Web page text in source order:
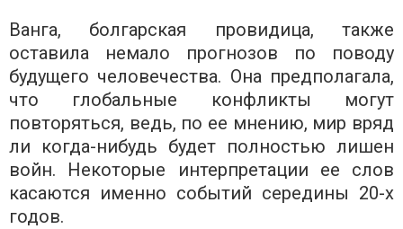
Ванга, болгарская провидица, также
оставила немало прогнозов по поводу
будущего человечества. Она предполагала,
что глобальные конфликты могут
повторяться, ведь, по ее мнению, мир вряд
ли когда-нибудь будет полностью лишен
войн. Некоторые интерпретации ее слов
касаются именно событий середины 20-х
годов.